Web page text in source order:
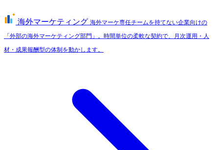
海外マーケティング 海外マーケ専任チームを持てない企業向けの
「外部の海外マーケティング部門」。時間単位の柔軟な契約で、月次運用・人
材・成果報酬型の体制を動かします。